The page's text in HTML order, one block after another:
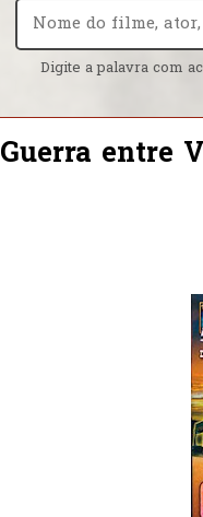
Digite a palavra com
Guerra entre